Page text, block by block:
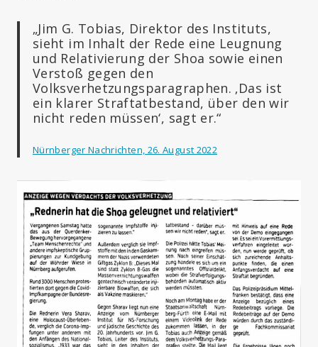
„Jim G. Tobias, Direktor des Instituts,
sieht im Inhalt der Rede eine Leugnung
und Relativierung der Shoa sowie einen
Verstoß gegen den
Volksverhetzungsparagraphen. ‚Das ist
ein klarer Straftatbestand, über den wir
nicht reden müssen‘, sagt er.“
Nürnberger Nachrichten, 26. August 2022